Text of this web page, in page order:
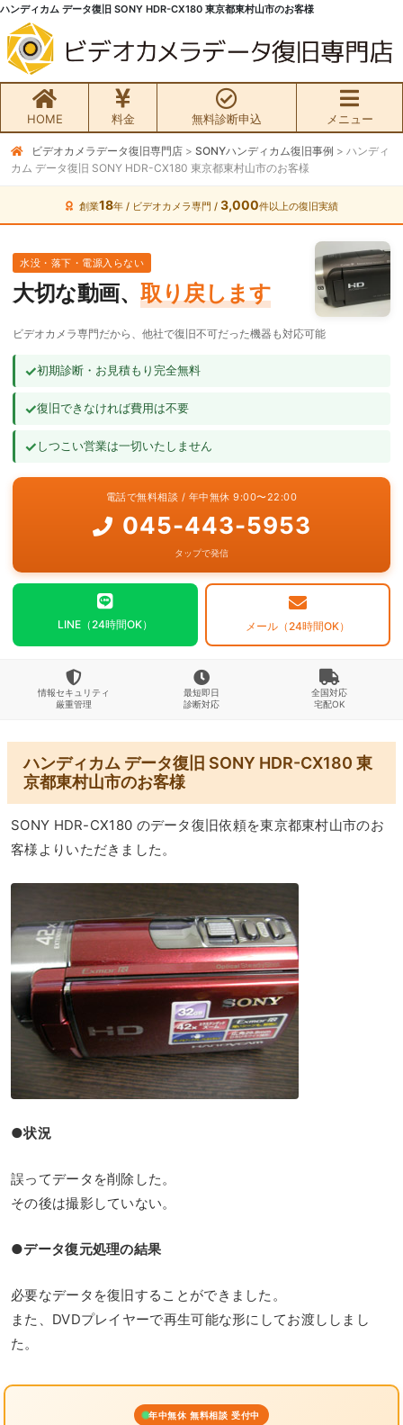
ハンディカム データ復旧 SONY HDR-CX180 東京都東村山市のお客様
HOME 料金 無料診断申込 メニュー
無料初期診断お申込み
ビデオカメラ データ復旧HOME
料金・メニュー
サービスの流れ
よくあるご質問
ビデオカメラデータ復旧専門店 > SONYハンディカム復旧事例 > ハンディ
カム データ復旧 SONY HDR-CX180 東京都東村山市のお客様
創業18年 / ビデオカメラ専門 / 3,000件以上の復旧実績
水没・落下・電源入らない
大切な動画、 取り戻します
ビデオカメラ専門だから、他社で復旧不可だった機器も対応可能
✓初期診断・お見積もり完全無料
✓復旧できなければ費用は不要
✓しつこい営業は一切いたしません
電話で無料相談 / 年中無休 9:00〜22:00
045-443-5953
タップで発信
LINE（24時間OK） メール（24時間OK）
情報セキュリティ
厳重管理
最短即日
診断対応
全国対応
宅配OK
ハンディカム データ復旧 SONY HDR-CX180 東
京都東村山市のお客様
SONY HDR-CX180 のデータ復旧依頼を東京都東村山市のお
客様よりいただきました。
●状況
誤ってデータを削除した。
その後は撮影していない。
●データ復元処理の結果
必要なデータを復旧することができました。
また、DVDプレイヤーで再生可能な形にしてお渡ししまし
た。
年中無休 無料相談 受付中